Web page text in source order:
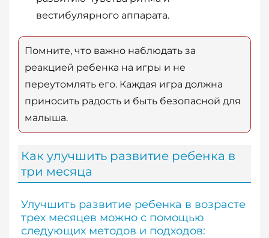
вестибулярного аппарата.
Помните, что важно наблюдать за
реакцией ребенка на игры и не
переутомлять его. Каждая игра должна
приносить радость и быть безопасной для
малыша.
Как улучшить развитие ребенка в
три месяца
Улучшить развитие ребенка в возрасте
трех месяцев можно с помощью
следующих методов и подходов: